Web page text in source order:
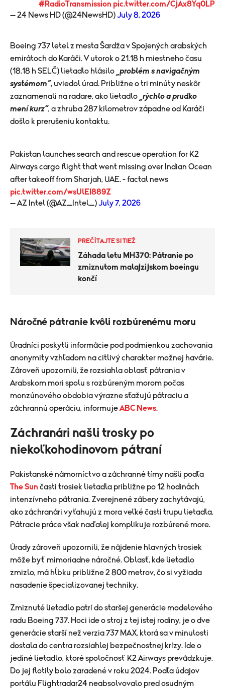
#RadioTransmission pic.twitter.com/CjAx8Yq0LP
— 24 News HD (@24NewsHD)July 8, 2026
Boeing 737 letel z mesta Šardža v Spojených arabských
emirátoch do Karáči. V utorok o 21.18 h miestneho času
(18.18 h SELČ) lietadlo hlásilo
„problém s navigačným
systémom“, uviedol úrad. Približne o tri minúty neskôr
zaznamenali na radare, ako lietadlo
„rýchlo a prudko
mení kurz“, a zhruba 287 kilometrov západne od Karáči
došlo k prerušeniu kontaktu.
Pakistan launches search and rescue operation for K2
Airways cargo flight that went missing over Indian Ocean
after takeoff from Sharjah, UAE. - factal news
pic.twitter.com/wsUlEI889Z
— AZ Intel (@AZ_Intel_)July 7, 2026
PREČÍTAJTE SI TIEŽ
Záhada letu MH370: Pátranie po
zmiznutom malajzijskom boeingu
končí
Náročné pátranie kvôli rozbúrenému moru
Úradníci poskytli informácie pod podmienkou zachovania
anonymity vzhľadom na citlivý charakter možnej havárie.
Zároveň upozornili, že rozsiahla oblasť pátrania v
Arabskom mori spolu s rozbúreným morom počas
monzúnového obdobia výrazne sťažujú pátraciu a
záchrannú operáciu, informujeABC News.
Záchranári našli trosky po
niekoľkohodinovom pátraní
Pakistanské námorníctvo a záchranné tímy našli podľa
The Sun časti trosiek lietadla približne po 12 hodinách
intenzívneho pátrania. Zverejnené zábery zachytávajú,
ako záchranári vyťahujú z mora veľké časti trupu lietadla.
Pátracie práce však naďalej komplikuje rozbúrené more.
Úrady zároveň upozornili, že nájdenie hlavných trosiek
môže byť mimoriadne náročné. Oblasť, kde lietadlo
zmizlo, má hĺbku približne 2 800 metrov, čo si vyžiada
nasadenie špecializovanej techniky.
Zmiznuté lietadlo patrí do staršej generácie modelového
radu Boeing 737. Hoci ide o stroj z tej istej rodiny, je o dve
generácie starší než verzia 737 MAX, ktorá sa v minulosti
dostala do centra rozsiahlej bezpečnostnej krízy. Ide o
jediné lietadlo, ktoré spoločnosť K2 Airways prevádzkuje.
Do jej flotily bolo zaradené v roku 2024. Podľa údajov
portálu Flightradar24 neabsolvovalo pred osudným